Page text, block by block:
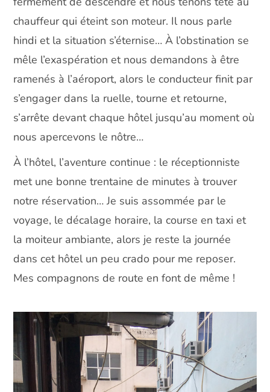
chauffeur qui éteint son moteur. Il nous parle
hindi et la situation s’éternise… À l’obstination se
mêle l’exaspération et nous demandons à être
ramenés à l’aéroport, alors le conducteur finit par
s’engager dans la ruelle, tourne et retourne,
s’arrête devant chaque hôtel jusqu’au moment où
nous apercevons le nôtre…
À l’hôtel, l’aventure continue : le réceptionniste
met une bonne trentaine de minutes à trouver
notre réservation… Je suis assommée par le
voyage, le décalage horaire, la course en taxi et
la moiteur ambiante, alors je reste la journée
dans cet hôtel un peu crado pour me reposer.
Mes compagnons de route en font de même !